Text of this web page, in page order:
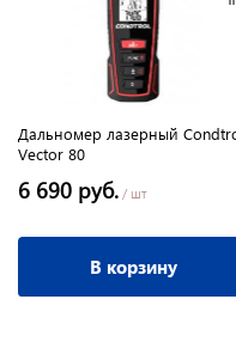
Дальномер лазерный
Vector 80
6 690 руб. / шт
В корзину